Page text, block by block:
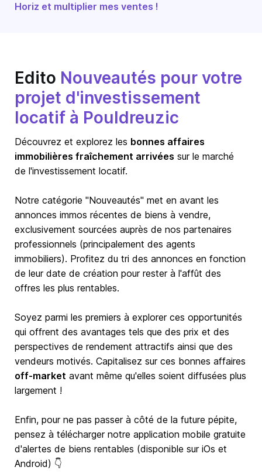
Horiz et multiplier mes ventes !
Edito Nouveautés pour votre
projet d'investissement
locatif à Pouldreuzic
Découvrez et explorez les bonnes affaires
immobilières fraîchement arrivées sur le marché
de l'investissement locatif.
Notre catégorie "Nouveautés" met en avant les
annonces immos récentes de biens à vendre,
exclusivement sourcées auprès de nos partenaires
professionnels (principalement des agents
immobiliers). Profitez du tri des annonces en fonction
de leur date de création pour rester à l'affût des
offres les plus rentables.
Soyez parmi les premiers à explorer ces opportunités
qui offrent des avantages tels que des prix et des
perspectives de rendement attractifs ainsi que des
vendeurs motivés. Capitalisez sur ces bonnes affaires
off-market avant même qu'elles soient diffusées plus
largement !
Enfin, pour ne pas passer à côté de la future pépite,
pensez à télécharger notre application mobile gratuite
d'alertes de biens rentables (disponible sur iOs et
Android) 👇